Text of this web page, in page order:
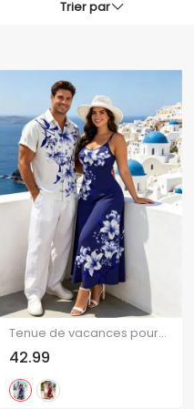
Trier par
Tenue de vacances pour couple : robe longue débardeur trapèze à bretelles spaghetti, poches et imprimé floral lys, et chemise boutonnée assortie.
42.99